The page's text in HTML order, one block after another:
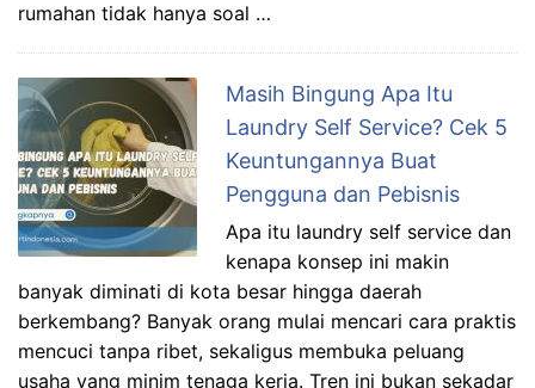
rumahan tidak hanya soal …
Masih Bingung Apa Itu
Laundry Self Service? Cek 5
Keuntungannya Buat
Pengguna dan Pebisnis
Apa itu laundry self service dan
kenapa konsep ini makin
banyak diminati di kota besar hingga daerah
berkembang? Banyak orang mulai mencari cara praktis
mencuci tanpa ribet, sekaligus membuka peluang
usaha yang minim tenaga kerja. Tren ini bukan sekadar